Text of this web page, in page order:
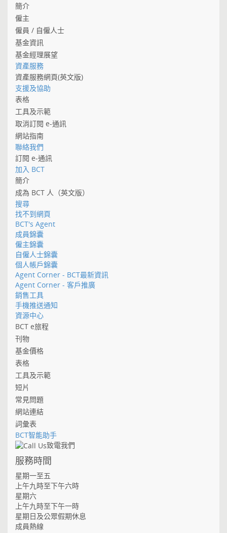
簡介
僱主
僱員 / 自僱人士
基金資訊
基金經理展望
資產服務
資產服務網頁(英文版)
支援及協助
表格
工具及示範
取消訂閱 e-通訊
網站指南
聯絡我們
訂閱 e-通訊
加入 BCT
簡介
成為 BCT 人（英文版）
搜尋
找不到網頁
BCT's Agent
成員錦囊
僱主錦囊
自僱人士錦囊
個人帳戶錦囊
Agent Corner - BCT最新資訊
Agent Corner - 客戶推廣
銷售工具
手機推送通知
資源中心
BCT e旅程
刊物
基金價格
表格
工具及示範
短片
常見問題
網站連結
詞彙表
BCT智能助手
致電我們
服務時間
星期一至五
上午九時至下午六時
星期六
上午九時至下午一時
星期日及公眾假期休息
成員熱線